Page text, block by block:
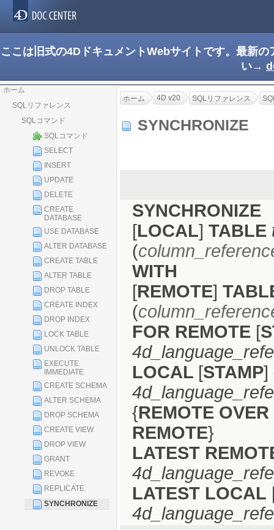
ここは旧式の4DドキュメントWebサイトです。最新
い→
ホーム
SQLリファレンス
SQLコマンド
SQLコマンド
SELECT
INSERT
UPDATE
DELETE
CREATE
DATABASE
USE DATABASE
ALTER DATABASE
CREATE TABLE
ALTER TABLE
DROP TABLE
CREATE INDEX
DROP INDEX
LOCK TABLE
UNLOCK TABLE
EXECUTE
IMMEDIATE
CREATE SCHEMA
ALTER SCHEMA
DROP SCHEMA
CREATE VIEW
DROP VIEW
GRANT
REVOKE
REPLICATE
SYNCHRONIZE
ホーム 4D v20 SQLリファレンス
SYNCHRONIZE
SYNCHRONIZE
[LOCAL] TABLE
(
WITH
[REMOTE]
(
FOR REMOTE [
LOCAL [STAMP]
{REMOTE
REMOTE}
LATEST
LATEST LOCAL